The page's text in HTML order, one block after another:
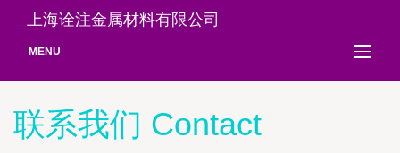
上海诠注金属材料有限公司
MENU
联系我们 Contact